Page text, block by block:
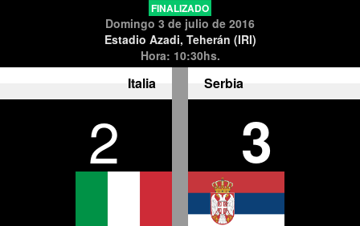
FINALIZADO
Domingo 3 de julio de 2016
Estadio Azadi, Teherán (IRI)
Hora: 10:30hs.
Italia Serbia
2 3